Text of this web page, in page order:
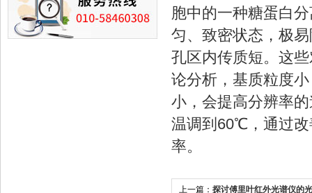
胞中的一种糖蛋白
匀、致密状态，极
孔区内传质短。这
论分析，基质粒度
小，会提高分辨率
温调到60℃，通过改
率。
上一篇： 探讨傅里叶红外光谱仪的